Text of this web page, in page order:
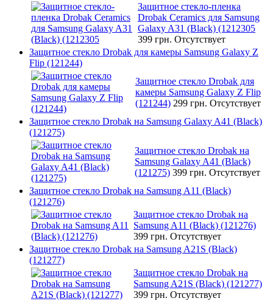
Защитное стекло-пленка
Drobak Ceramics для Samsung
Galaxy A31 (Black) (1212305
399 грн. Отсутствует
Защитное стекло Drobak для камеры Samsung Galaxy Z
Flip (121244)
Защитное стекло Drobak для
камеры Samsung Galaxy Z Flip
(121244) 299 грн. Отсутствует
Защитное стекло Drobak на Samsung Galaxy A41 (Black)
(121275)
Защитное стекло Drobak на
Samsung Galaxy A41 (Black)
(121275) 399 грн. Отсутствует
Защитное стекло Drobak на Samsung A11 (Black)
(121276)
Защитное стекло Drobak на
Samsung A11 (Black) (121276)
399 грн. Отсутствует
Защитное стекло Drobak на Samsung A21S (Black)
(121277)
Защитное стекло Drobak на
Samsung A21S (Black) (121277)
399 грн. Отсутствует